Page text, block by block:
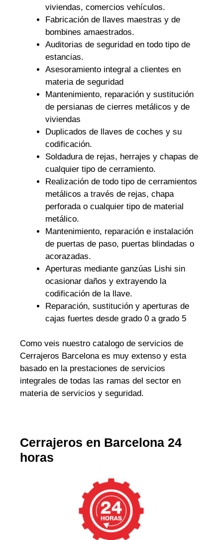
viviendas, comercios vehículos.
Fabricación de llaves maestras y de
bombines amaestrados.
Auditorias de seguridad en todo tipo de
estancias.
Asesoramiento integral a clientes en
materia de seguridad
Mantenimiento, reparación y sustitución
de persianas de cierres metálicos y de
viviendas
Duplicados de llaves de coches y su
codificación.
Soldadura de rejas, herrajes y chapas de
cualquier tipo de cerramiento.
Realización de todo tipo de cerramientos
metálicos a través de rejas, chapa
perforada o cualquier tipo de material
metálico.
Mantenimiento, reparación e instalación
de puertas de paso, puertas blindadas o
acorazadas.
Aperturas mediante ganzúas Lishi sin
ocasionar daños y extrayendo la
codificación de la llave.
Reparación, sustitución y aperturas de
cajas fuertes desde grado 0 a grado 5
Como veis nuestro catalogo de servicios de
Cerrajeros Barcelona es muy extenso y esta
basado en la prestaciones de servicios
integrales de todas las ramas del sector en
materia de servicios y seguridad.
Cerrajeros en Barcelona 24
horas